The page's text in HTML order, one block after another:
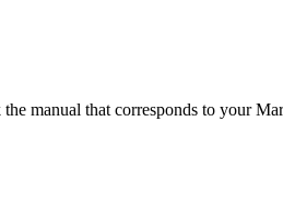
manual that corresponds to your